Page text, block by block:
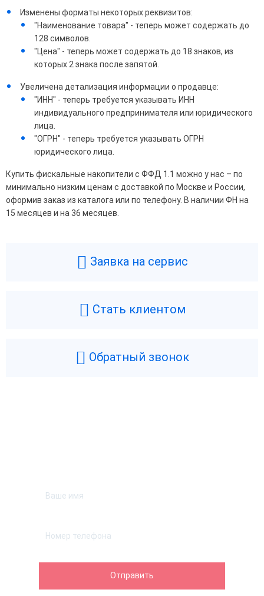
Изменены форматы некоторых реквизитов:
"Наименование товара" - теперь может содержать до
128 символов.
"Цена" - теперь может содержать до 18 знаков, из
которых 2 знака после запятой.
Увеличена детализация информации о продавце:
"ИНН" - теперь требуется указывать ИНН
индивидуального предпринимателя или юридического
лица.
"ОГРН" - теперь требуется указывать ОГРН
юридического лица.
Купить фискальные накопители с ФФД 1.1 можно у нас – по
минимально низким ценам с доставкой по Москве и России,
оформив заказ из каталога или по телефону. В наличии ФН на
15 месяцев и на 36 месяцев.
Заявка на сервис
Стать клиентом
Обратный звонок